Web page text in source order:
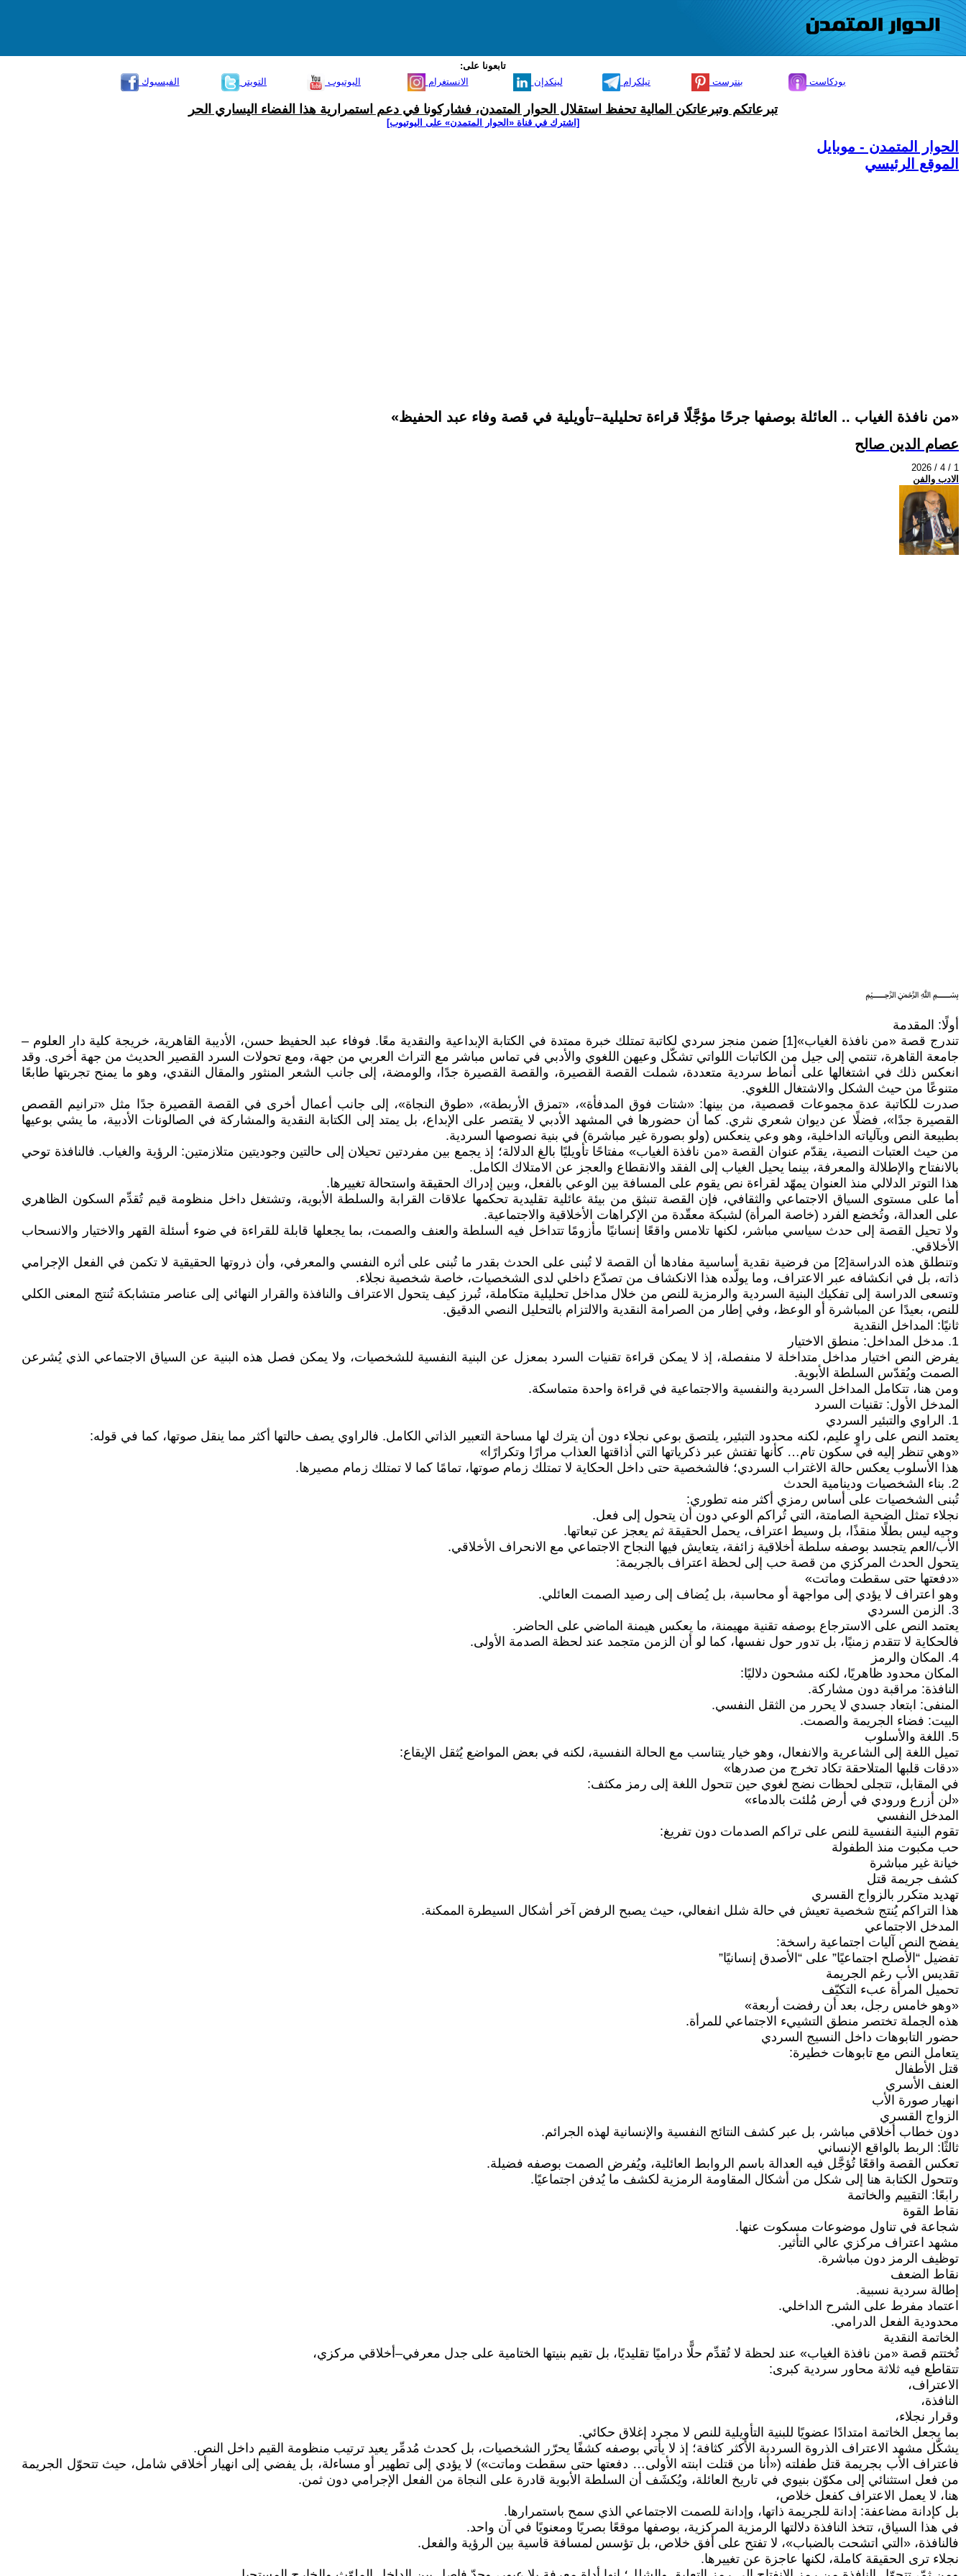
تابعونا على:
الفيسبوك
التويتر اليوتيوب الانستغرام لينكدإن تيلكرام بنترست بودكاست
تبرعاتكم وتبرعاتكن المالية تحفظ استقلال الحوار المتمدن، فشاركونا في دعم استمرارية هذا الفضاء اليساري الحر
[اشترك في قناة ‫«الحوار المتمدن» على اليوتيوب]
الحوار المتمدن - موبايل
الموقع الرئيسي
«من نافذة الغياب .. العائلة بوصفها جرحًا مؤجَّلًا قراءة تحليلية–تأويلية في قصة وفاء عبد الحفيظ»
عصام الدين صالح
2026 / 4 / 1
الادب والفن
﷽
أولًا: المقدمة
تندرج قصة «من نافذة الغياب»[1] ضمن منجز سردي لكاتبة تمتلك خبرة ممتدة في الكتابة الإبداعية والنقدية معًا. فوفاء عبد الحفيظ حسن، الأديبة القاهرية، خريجة كلية دار العلوم –
جامعة القاهرة، تنتمي إلى جيل من الكاتبات اللواتي تشكّل وعيهن اللغوي والأدبي في تماس مباشر مع التراث العربي من جهة، ومع تحولات السرد القصير الحديث من جهة أخرى. وقد
انعكس ذلك في اشتغالها على أنماط سردية متعددة، شملت القصة القصيرة، والقصة القصيرة جدًا، والومضة، إلى جانب الشعر المنثور والمقال النقدي، وهو ما يمنح تجربتها طابعًا
متنوعًا من حيث الشكل والاشتغال اللغوي.
صدرت للكاتبة عدة مجموعات قصصية، من بينها: «شتات فوق المدفأة»، «تمزق الأربطة»، «طوق النجاة»، إلى جانب أعمال أخرى في القصة القصيرة جدًا مثل «ترانيم القصص
القصيرة جدًا»، فضلًا عن ديوان شعري نثري. كما أن حضورها في المشهد الأدبي لا يقتصر على الإبداع، بل يمتد إلى الكتابة النقدية والمشاركة في الصالونات الأدبية، ما يشي بوعيها
بطبيعة النص وبآلياته الداخلية، وهو وعي ينعكس (ولو بصورة غير مباشرة) في بنية نصوصها السردية.
من حيث العتبات النصية، يقدّم عنوان القصة «من نافذة الغياب» مفتاحًا تأويليًا بالغ الدلالة؛ إذ يجمع بين مفردتين تحيلان إلى حالتين وجوديتين متلازمتين: الرؤية والغياب. فالنافذة توحي
بالانفتاح والإطلالة والمعرفة، بينما يحيل الغياب إلى الفقد والانقطاع والعجز عن الامتلاك الكامل.
هذا التوتر الدلالي منذ العنوان يمهّد لقراءة نص يقوم على المسافة بين الوعي بالفعل، وبين إدراك الحقيقة واستحالة تغييرها.
أما على مستوى السياق الاجتماعي والثقافي، فإن القصة تنبثق من بيئة عائلية تقليدية تحكمها علاقات القرابة والسلطة الأبوية، وتشتغل داخل منظومة قيم تُقدِّم السكون الظاهري
على العدالة، وتُخضع الفرد (خاصة المرأة) لشبكة معقّدة من الإكراهات الأخلاقية والاجتماعية.
ولا تحيل القصة إلى حدث سياسي مباشر، لكنها تلامس واقعًا إنسانيًا مأزومًا تتداخل فيه السلطة والعنف والصمت، بما يجعلها قابلة للقراءة في ضوء أسئلة القهر والاختيار والانسحاب
الأخلاقي.
وتنطلق هذه الدراسة[2] من فرضية نقدية أساسية مفادها أن القصة لا تُبنى على الحدث بقدر ما تُبنى على أثره النفسي والمعرفي، وأن ذروتها الحقيقية لا تكمن في الفعل الإجرامي
ذاته، بل في انكشافه عبر الاعتراف، وما يولّده هذا الانكشاف من تصدّع داخلي لدى الشخصيات، خاصة شخصية نجلاء.
وتسعى الدراسة إلى تفكيك البنية السردية والرمزية للنص من خلال مداخل تحليلية متكاملة، تُبرز كيف يتحول الاعتراف والنافذة والقرار النهائي إلى عناصر متشابكة تُنتج المعنى الكلي
للنص، بعيدًا عن المباشرة أو الوعظ، وفي إطار من الصرامة النقدية والالتزام بالتحليل النصي الدقيق.
ثانيًا: المداخل النقدية
1. مدخل المداخل: منطق الاختيار
يفرض النص اختيار مداخل متداخلة لا منفصلة، إذ لا يمكن قراءة تقنيات السرد بمعزل عن البنية النفسية للشخصيات، ولا يمكن فصل هذه البنية عن السياق الاجتماعي الذي يُشرعن
الصمت ويُقدّس السلطة الأبوية.
ومن هنا، تتكامل المداخل السردية والنفسية والاجتماعية في قراءة واحدة متماسكة.
المدخل الأول: تقنيات السرد
1. الراوي والتبئير السردي
يعتمد النص على راوٍ عليم، لكنه محدود التبئير، يلتصق بوعي نجلاء دون أن يترك لها مساحة التعبير الذاتي الكامل. فالراوي يصف حالتها أكثر مما ينقل صوتها، كما في قوله:
«وهي تنظر إليه في سكون تام… كأنها تفتش عبر ذكرياتها التي أذاقتها العذاب مرارًا وتكرارًا»
هذا الأسلوب يعكس حالة الاغتراب السردي؛ فالشخصية حتى داخل الحكاية لا تمتلك زمام صوتها، تمامًا كما لا تمتلك زمام مصيرها.
2. بناء الشخصيات ودينامية الحدث
تُبنى الشخصيات على أساس رمزي أكثر منه تطوري:
نجلاء تمثل الضحية الصامتة، التي تُراكم الوعي دون أن يتحول إلى فعل.
وجيه ليس بطلًا منقذًا، بل وسيط اعتراف، يحمل الحقيقة ثم يعجز عن تبعاتها.
الأب/العم يتجسد بوصفه سلطة أخلاقية زائفة، يتعايش فيها النجاح الاجتماعي مع الانحراف الأخلاقي.
يتحول الحدث المركزي من قصة حب إلى لحظة اعتراف بالجريمة:
«دفعتها حتى سقطت وماتت»
وهو اعتراف لا يؤدي إلى مواجهة أو محاسبة، بل يُضاف إلى رصيد الصمت العائلي.
3. الزمن السردي
يعتمد النص على الاسترجاع بوصفه تقنية مهيمنة، ما يعكس هيمنة الماضي على الحاضر.
فالحكاية لا تتقدم زمنيًا، بل تدور حول نفسها، كما لو أن الزمن متجمد عند لحظة الصدمة الأولى.
4. المكان والرمز
المكان محدود ظاهريًا، لكنه مشحون دلاليًا:
النافذة: مراقبة دون مشاركة.
المنفى: ابتعاد جسدي لا يحرر من الثقل النفسي.
البيت: فضاء الجريمة والصمت.
5. اللغة والأسلوب
تميل اللغة إلى الشاعرية والانفعال، وهو خيار يتناسب مع الحالة النفسية، لكنه في بعض المواضع يُثقل الإيقاع:
«دقات قلبها المتلاحقة تكاد تخرج من صدرها»
في المقابل، تتجلى لحظات نضج لغوي حين تتحول اللغة إلى رمز مكثف:
«لن أزرع ورودي في أرض مُلئت بالدماء»
المدخل النفسي
تقوم البنية النفسية للنص على تراكم الصدمات دون تفريغ:
حب مكبوت منذ الطفولة
خيانة غير مباشرة
كشف جريمة قتل
تهديد متكرر بالزواج القسري
هذا التراكم يُنتج شخصية تعيش في حالة شلل انفعالي، حيث يصبح الرفض آخر أشكال السيطرة الممكنة.
المدخل الاجتماعي
يفضح النص آليات اجتماعية راسخة:
تفضيل “الأصلح اجتماعيًا” على “الأصدق إنسانيًا”
تقديس الأب رغم الجريمة
تحميل المرأة عبء التكيّف
«وهو خامس رجل، بعد أن رفضت أربعة»
هذه الجملة تختصر منطق التشييء الاجتماعي للمرأة.
حضور التابوهات داخل النسيج السردي
يتعامل النص مع تابوهات خطيرة:
قتل الأطفال
العنف الأسري
انهيار صورة الأب
الزواج القسري
دون خطاب أخلاقي مباشر، بل عبر كشف النتائج النفسية والإنسانية لهذه الجرائم.
ثالثًا: الربط بالواقع الإنساني
تعكس القصة واقعًا تُؤجَّل فيه العدالة باسم الروابط العائلية، ويُفرض الصمت بوصفه فضيلة.
وتتحول الكتابة هنا إلى شكل من أشكال المقاومة الرمزية لكشف ما يُدفن اجتماعيًا.
رابعًا: التقييم والخاتمة
نقاط القوة
شجاعة في تناول موضوعات مسكوت عنها.
مشهد اعتراف مركزي عالي التأثير.
توظيف الرمز دون مباشرة.
نقاط الضعف
إطالة سردية نسبية.
اعتماد مفرط على الشرح الداخلي.
محدودية الفعل الدرامي.
الخاتمة النقدية
تُختتم قصة «من نافذة الغياب» عند لحظة لا تُقدِّم حلًّا دراميًا تقليديًا، بل تقيم بنيتها الختامية على جدل معرفي–أخلاقي مركزي،
تتقاطع فيه ثلاثة محاور سردية كبرى:
الاعتراف،
النافذة،
وقرار نجلاء،
بما يجعل الخاتمة امتدادًا عضويًا للبنية التأويلية للنص لا مجرد إغلاق حكائي.
يشكّل مشهد الاعتراف الذروة السردية الأكثر كثافة؛ إذ لا يأتي بوصفه كشفًا يحرّر الشخصيات، بل كحدث مُدمِّر يعيد ترتيب منظومة القيم داخل النص.
فاعتراف الأب بجريمة قتل طفلته («أنا من قتلت ابنته الأولى… دفعتها حتى سقطت وماتت») لا يؤدي إلى تطهير أو مساءلة، بل يفضي إلى انهيار أخلاقي شامل، حيث تتحوّل الجريمة
من فعل استثنائي إلى مكوّن بنيوي في تاريخ العائلة، ويُكشَف أن السلطة الأبوية قادرة على النجاة من الفعل الإجرامي دون ثمن.
هنا، لا يعمل الاعتراف كفعل خلاص،
بل كإدانة مضاعفة: إدانة للجريمة ذاتها، وإدانة للصمت الاجتماعي الذي سمح باستمرارها.
في هذا السياق، تتخذ النافذة دلالتها الرمزية المركزية، بوصفها موقعًا بصريًا ومعنويًا في آن واحد.
فالنافذة، «التي اتشحت بالضباب»، لا تفتح على أفق خلاص، بل تؤسس لمسافة قاسية بين الرؤية والفعل.
نجلاء ترى الحقيقة كاملة، لكنها عاجزة عن تغييرها.